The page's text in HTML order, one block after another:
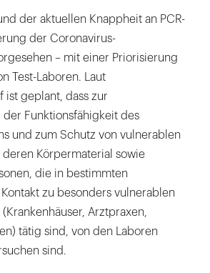
der aktuellen Knappheit an PCR-
der Coronavirus-
– mit einer Priorisierung
Test-Laboren. Laut
ist geplant, dass zur
Funktionsfähigkeit des
und zum Schutz von vulnerablen
Körpermaterial sowie
die in bestimmten
zu besonders vulnerablen
Arztpraxen,
tätig sind, von den Laboren
sind.